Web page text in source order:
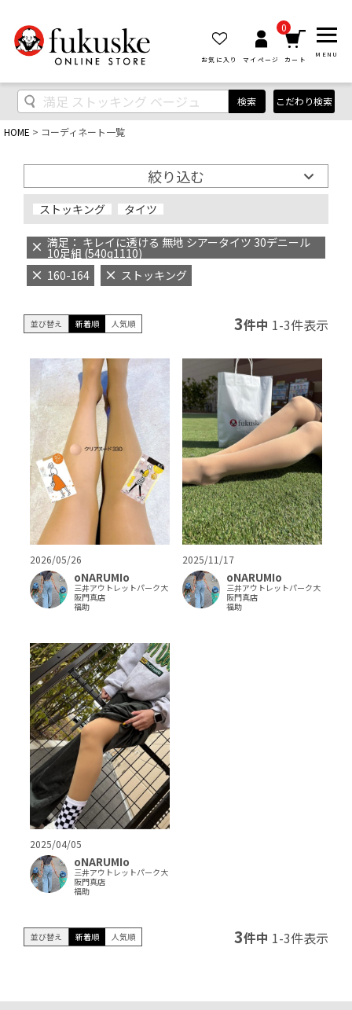
お気に入り マイページ
0
カート
MENU
検索 こだわり検索
HOME コーディネート一覧
絞り込む
ストッキング タイツ
満足： キレイに透ける 無地 シアータイツ 30デニール
10足組 (540q1110)
160-164
ストッキング
並び替え 新着順 人気順 3件中 1-3件表示
2026/05/26
oNARUMIo
三井アウトレットパーク大
阪門真店
福助
2025/11/17
oNARUMIo
三井アウトレットパーク大
阪門真店
福助
2025/04/05
oNARUMIo
三井アウトレットパーク大
阪門真店
福助
並び替え 新着順 人気順 3件中 1-3件表示